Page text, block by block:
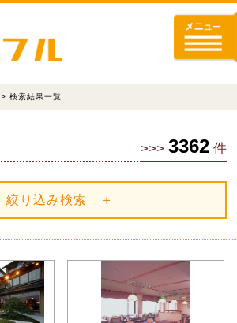
> 検索結果一覧
>>> 3362 件
絞り込み検索 ＋